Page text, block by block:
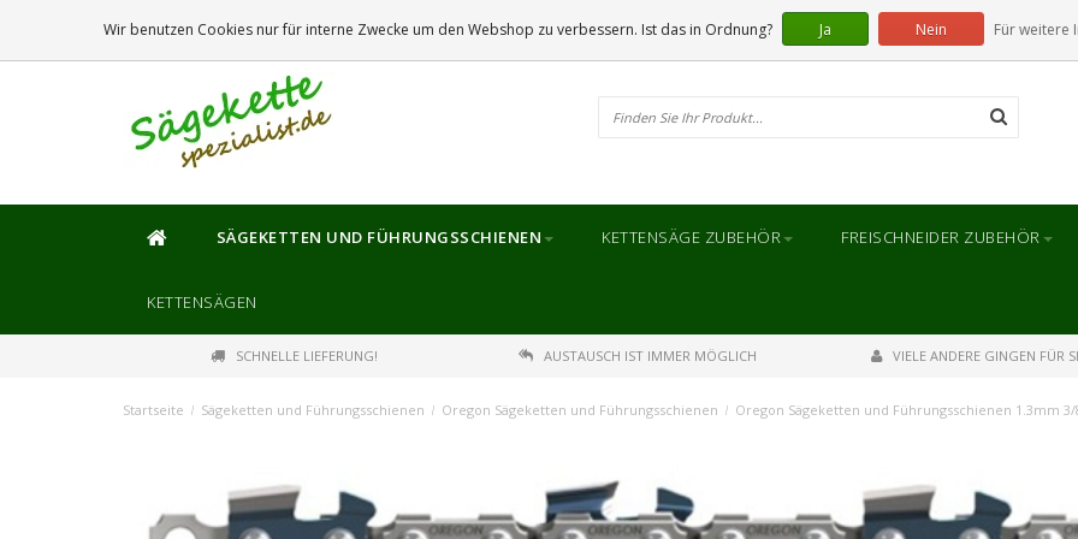
SÄGEKETTEN UND FÜHRUNGSSCHIENEN KETTENSÄGE ZUBEHÖR FREISCHNEIDER ZUBEHÖR
KETTENSÄGEN
SCHNELLE LIEFERUNG! AUSTAUSCH IST IMMER MÖGLICH VIELE ANDERE GINGEN FÜR
Startseite / Sägeketten und Führungsschienen / Oregon Sägeketten und Führungsschienen / Oregon Sägeketten und Führungsschienen 1.3mm 3/
Wir benutzen Cookies nur für interne Zwecke um den Webshop zu verbessern. Ist das in Ordnung? Ja Nein Für weitere